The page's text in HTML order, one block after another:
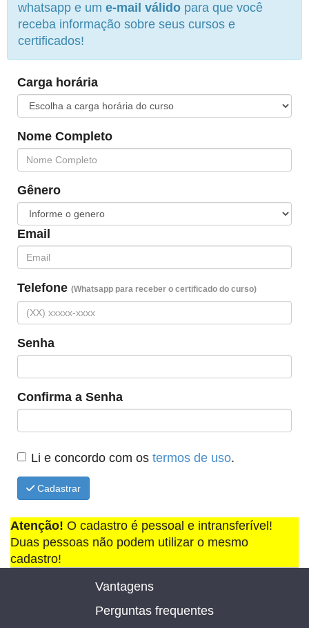
whatsapp e um e-mail válido para que você
receba informação sobre seus cursos e
certificados!
Carga horária
Nome Completo
Gênero
Email
Telefone (Whatsapp para receber o certificado do curso)
Senha
Confirma a Senha
Li e concordo com os termos de uso.
Cadastrar
Atenção! O cadastro é pessoal e intransferível!
Duas pessoas não podem utilizar o mesmo
cadastro!
Vantagens
Perguntas frequentes